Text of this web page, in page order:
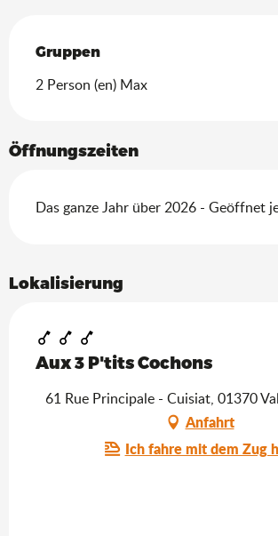
Gruppen
Gruppen
2 Person (en) Max
Öffnungszeiten
Das ganze Jahr über 2026 - Geöffnet
Lokalisierung
Aux 3 P'tits Cochons
61 Rue Principale - Cuisiat, 01370
Anfahrt
Ich fahre mit dem Zug